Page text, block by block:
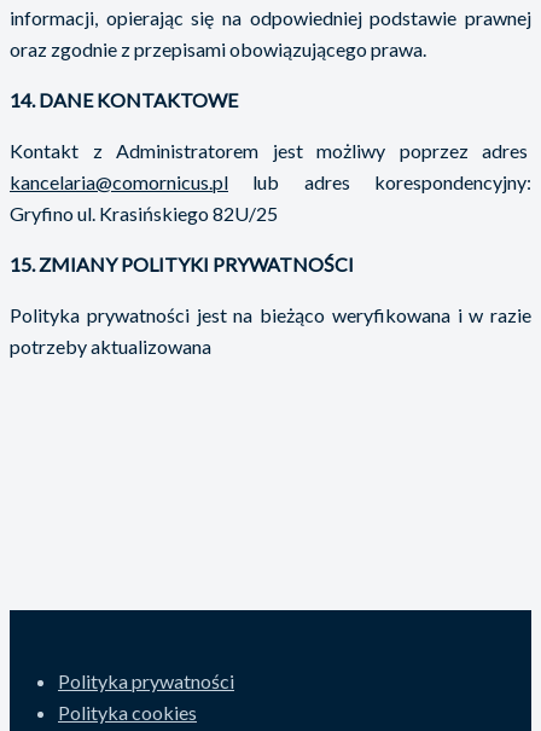
informacji, opierając się na odpowiedniej podstawie prawnej
oraz zgodnie z przepisami obowiązującego prawa.
14. DANE KONTAKTOWE
Kontakt z Administratorem jest możliwy poprzez adres
kancelaria@comornicus.pl lub adres korespondencyjny:
Gryfino ul. Krasińskiego 82U/25
15. ZMIANY POLITYKI PRYWATNOŚCI
Polityka prywatności jest na bieżąco weryfikowana i w razie
potrzeby aktualizowana
Polityka prywatności
Polityka cookies